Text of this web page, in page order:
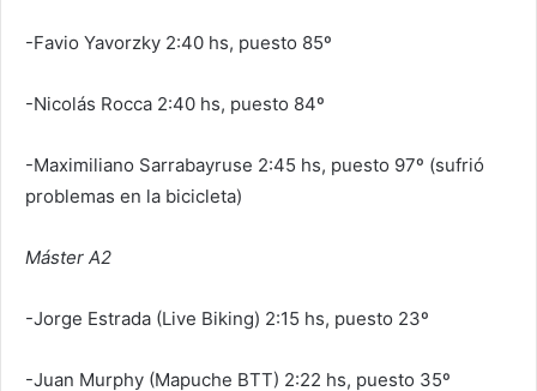
-Favio Yavorzky 2:40 hs, puesto 85º
-Nicolás Rocca 2:40 hs, puesto 84º
-Maximiliano Sarrabayruse 2:45 hs, puesto 97º (sufrió
problemas en la bicicleta)
Máster A2
-Jorge Estrada (Live Biking) 2:15 hs, puesto 23º
-Juan Murphy (Mapuche BTT) 2:22 hs, puesto 35º